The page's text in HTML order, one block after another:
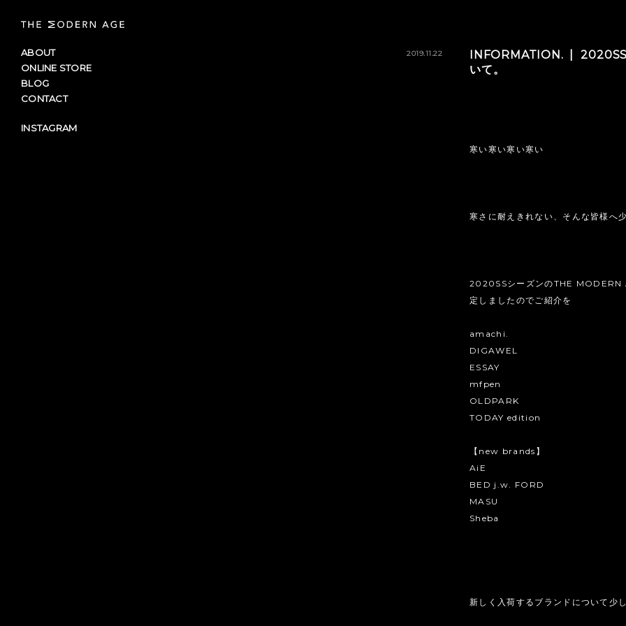
ABOUT
ONLINE STORE
BLOG
CONTACT
INSTAGRAM
2019.11.22 INFORMATION.
いて。
寒い寒い寒い寒い
寒さに耐えきれない、そんな皆様へ
2020SSシーズンのTHE
定しましたのでご紹介を
amachi.
DIGAWEL
ESSAY
mfpen
OLDPARK
TODAY edition
【new brands】
AiE
BED j.w. FORD
MASU
Sheba
新しく入荷するブランドについて少